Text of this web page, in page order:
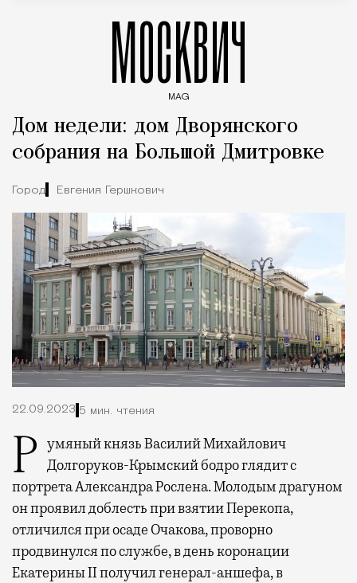
МОСКВИЧ
MAG
Дом недели: дом Дворянского
собрания на Большой Дмитровке
Город Евгения Гершкович
22.09.2023 5 мин. чтения
Румяный князь Василий Михайлович Долгоруков-Крымский бодро глядит с
портрета Александра Рослена. Молодым драгуном
он проявил доблесть при взятии Перекопа,
отличился при осаде Очакова, проворно
продвинулся по службе, в день коронации
Екатерины II получил генерал-аншефа, в